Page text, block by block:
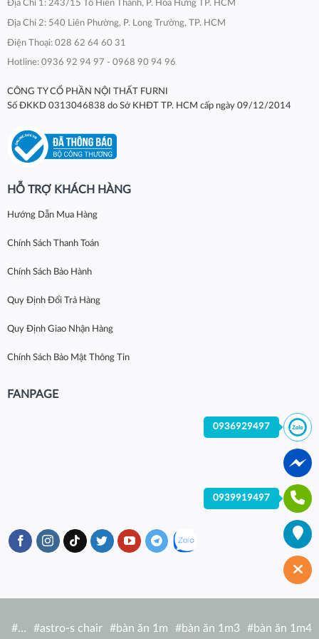
Địa Chỉ 1: 243/15 Tô Hiến Thành, P. Hòa Hưng TP. HCM
Địa Chỉ 2: 540 Liên Phường, P. Long Trường, TP. HCM
Điện Thoại: 028 62 64 60 31
Hotline: 0936 92 94 97 - 0968 90 94 96
CÔNG TY CỔ PHẦN NỘI THẤT FURNI
Số ĐKKD 0313046838 do Sở KHĐT TP. HCM cấp ngày 09/12/2014
HỖ TRỢ KHÁCH HÀNG
Hướng Dẫn Mua Hàng
Chính Sách Thanh Toán
Chính Sách Bảo Hành
Quy Định Đổi Trả Hàng
Quy Định Giao Nhận Hàng
Chính Sách Bảo Mật Thông Tin
FANPAGE
#… #astro-s chair #bàn ăn 1m #bàn ăn 1m3 #bàn ăn 1m4
0936929497
0939919497